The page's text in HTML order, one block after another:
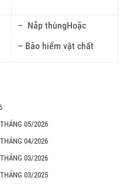
– Nắp thùngHoặc
– Bảo hiểm vật chất
05/2026
04/2026
03/2026
03/2025